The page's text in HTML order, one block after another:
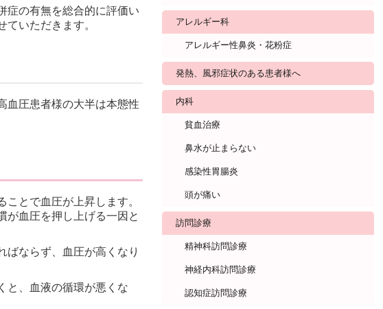
症の有無を総合的に評価い
いただきます。
血圧患者様の大半は本態性
とで血圧が上昇します。
が血圧を押し上げる一因と
ばならず、血圧が高くなり
と、血液の循環が悪くな
アレルギー科
アレルギー性鼻炎・花粉症
発熱、風邪症状のある患者様へ
内科
貧血治療
鼻水が止まらない
感染性胃腸炎
頭が痛い
訪問診療
精神科訪問診療
神経内科訪問診療
認知症訪問診療